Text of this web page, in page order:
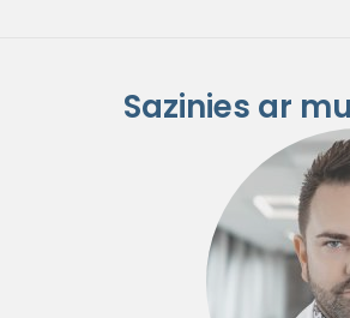
Sazinies ar